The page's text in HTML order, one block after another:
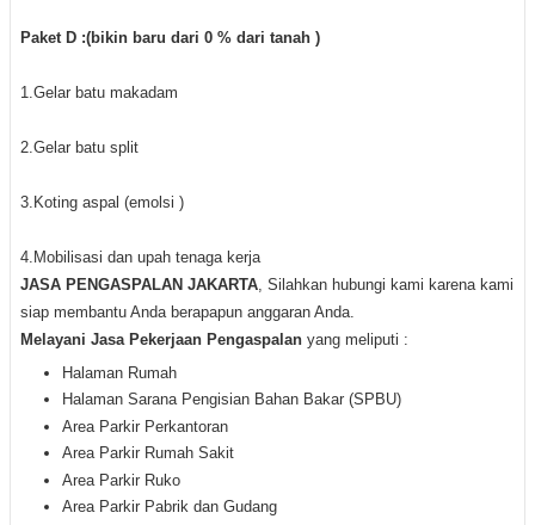
Paket D :(bikin baru dari 0 % dari tanah )
1.Gelar batu makadam
2.Gelar batu split
3.Koting aspal (emolsi )
4.Mobilisasi dan upah tenaga kerja
JASA PENGASPALAN JAKARTA , Silahkan hubungi kami karena kami
siap membantu Anda berapapun anggaran Anda.
Melayani Jasa Pekerjaan Pengaspalan yang meliputi :
Halaman Rumah
Halaman Sarana Pengisian Bahan Bakar (SPBU)
Area Parkir Perkantoran
Area Parkir Rumah Sakit
Area Parkir Ruko
Area Parkir Pabrik dan Gudang